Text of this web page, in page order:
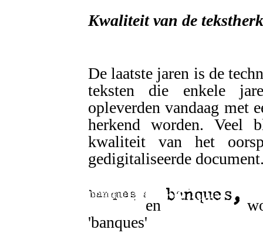
Kwaliteit van de
De laatste jaren is de
teksten die enkele
opleverden vandaag met
herkend worden. Veel
kwaliteit van het
gedigitaliseerde
en
'banques'